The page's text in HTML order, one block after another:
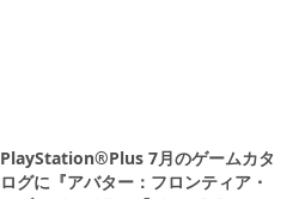
PlayStation®Plus 7月のゲームカタ
ログに『アバター：フロンティア・